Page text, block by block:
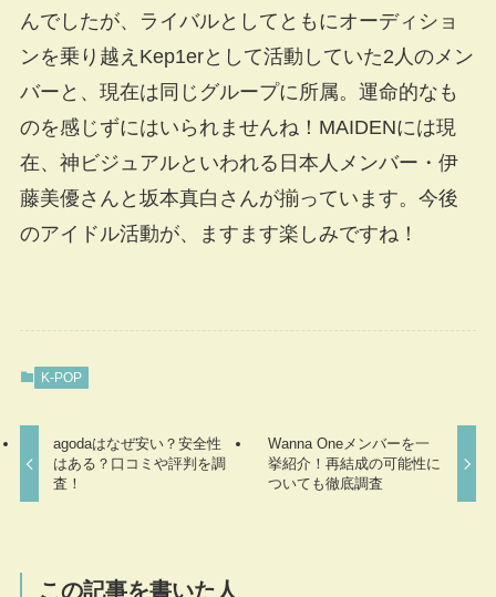
んでしたが、ライバルとしてともにオーディショ
ンを乗り越えKep1erとして活動していた2人のメン
バーと、現在は同じグループに所属。運命的なも
のを感じずにはいられませんね！MAIDENには現
在、神ビジュアルといわれる日本人メンバー・伊
藤美優さんと坂本真白さんが揃っています。今後
のアイドル活動が、ますます楽しみですね！
K-POP
agodaはなぜ安い？安全性
はある？口コミや評判を調
査！
Wanna Oneメンバーを一
挙紹介！再結成の可能性に
ついても徹底調査
この記事を書いた人